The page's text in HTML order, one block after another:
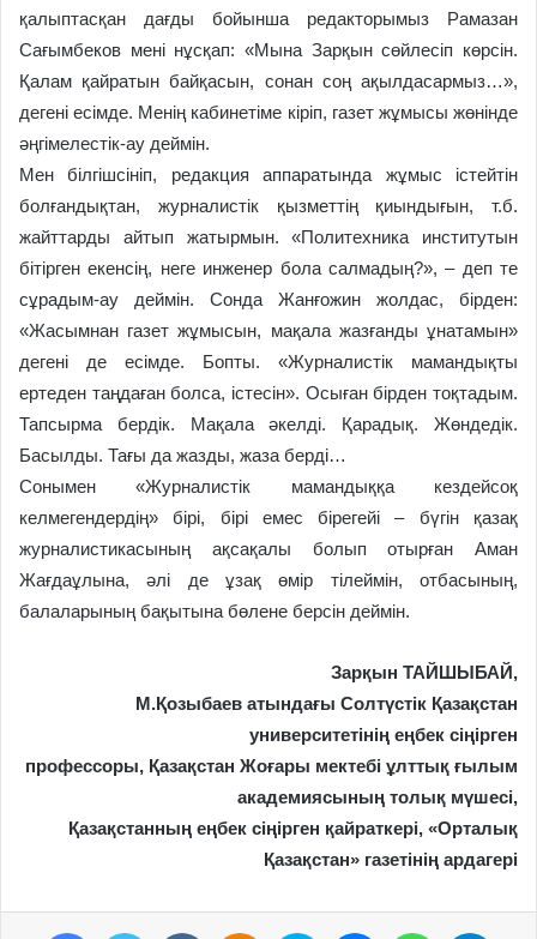
қалыптасқан дағды бойынша редакторымыз Рамазан
Сағымбеков мені нұсқап: «Мына Зарқын сөйлесіп көрсін.
Қалам қайратын байқасын, сонан соң ақылдасармыз…»,
дегені есімде. Менің кабинетіме кіріп, газет жұмысы жөнінде
әңгімелестік-ау деймін.
Мен білгішсініп, редакция аппаратында жұмыс істейтін
болғандықтан, журналистік қызметтің қиындығын, т.б.
жайттарды айтып жатырмын. «Политехника институтын
бітірген екенсің, неге инженер бола салмадың?», – деп те
сұрадым-ау деймін. Сонда Жанғожин жолдас, бірден:
«Жасымнан газет жұмысын, мақала жазғанды ұнатамын»
дегені де есімде. Бопты. «Журналистік мамандықты
ертеден таңдаған болса, істесін». Осыған бірден тоқтадым.
Тапсырма бердік. Мақала әкелді. Қарадық. Жөндедік.
Басылды. Тағы да жазды, жаза берді…
Сонымен «Журналистік мамандыққа кездейсоқ
келмегендердің» бірі, бірі емес бірегейі – бүгін қазақ
журналистикасының ақсақалы болып отырған Аман
Жағдаұлына, әлі де ұзақ өмір тілеймін, отбасының,
балаларының бақытына бөлене берсін деймін.
Зарқын ТАЙШЫБАЙ,
М.Қозыбаев атындағы Солтүстік Қазақстан
университетінің еңбек сіңірген
профессоры, Қазақстан Жоғары мектебі ұлттық ғылым
академиясының толық мүшесі,
Қазақстанның еңбек сіңірген қайраткері, «Орталық
Қазақстан» газетінің ардагері